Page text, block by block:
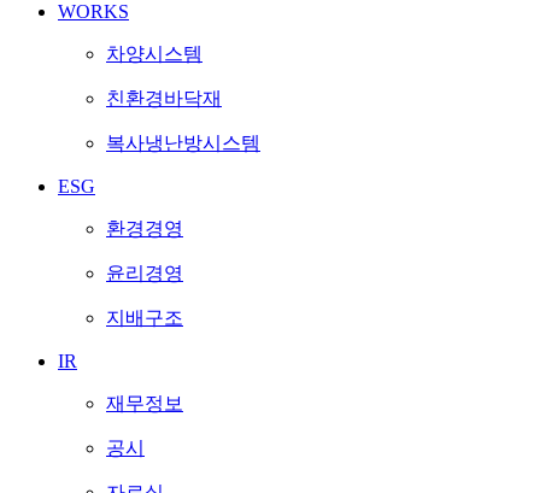
WORKS
차양시스템
친환경바닥재
복사냉난방시스템
ESG
환경경영
윤리경영
지배구조
IR
재무정보
공시